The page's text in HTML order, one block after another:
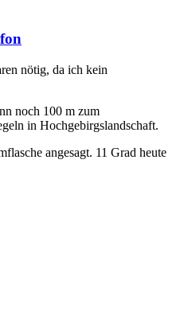
nötig, da ich kein
noch 100 m zum
in Hochgebirgslandschaft.
angesagt. 11 Grad heute